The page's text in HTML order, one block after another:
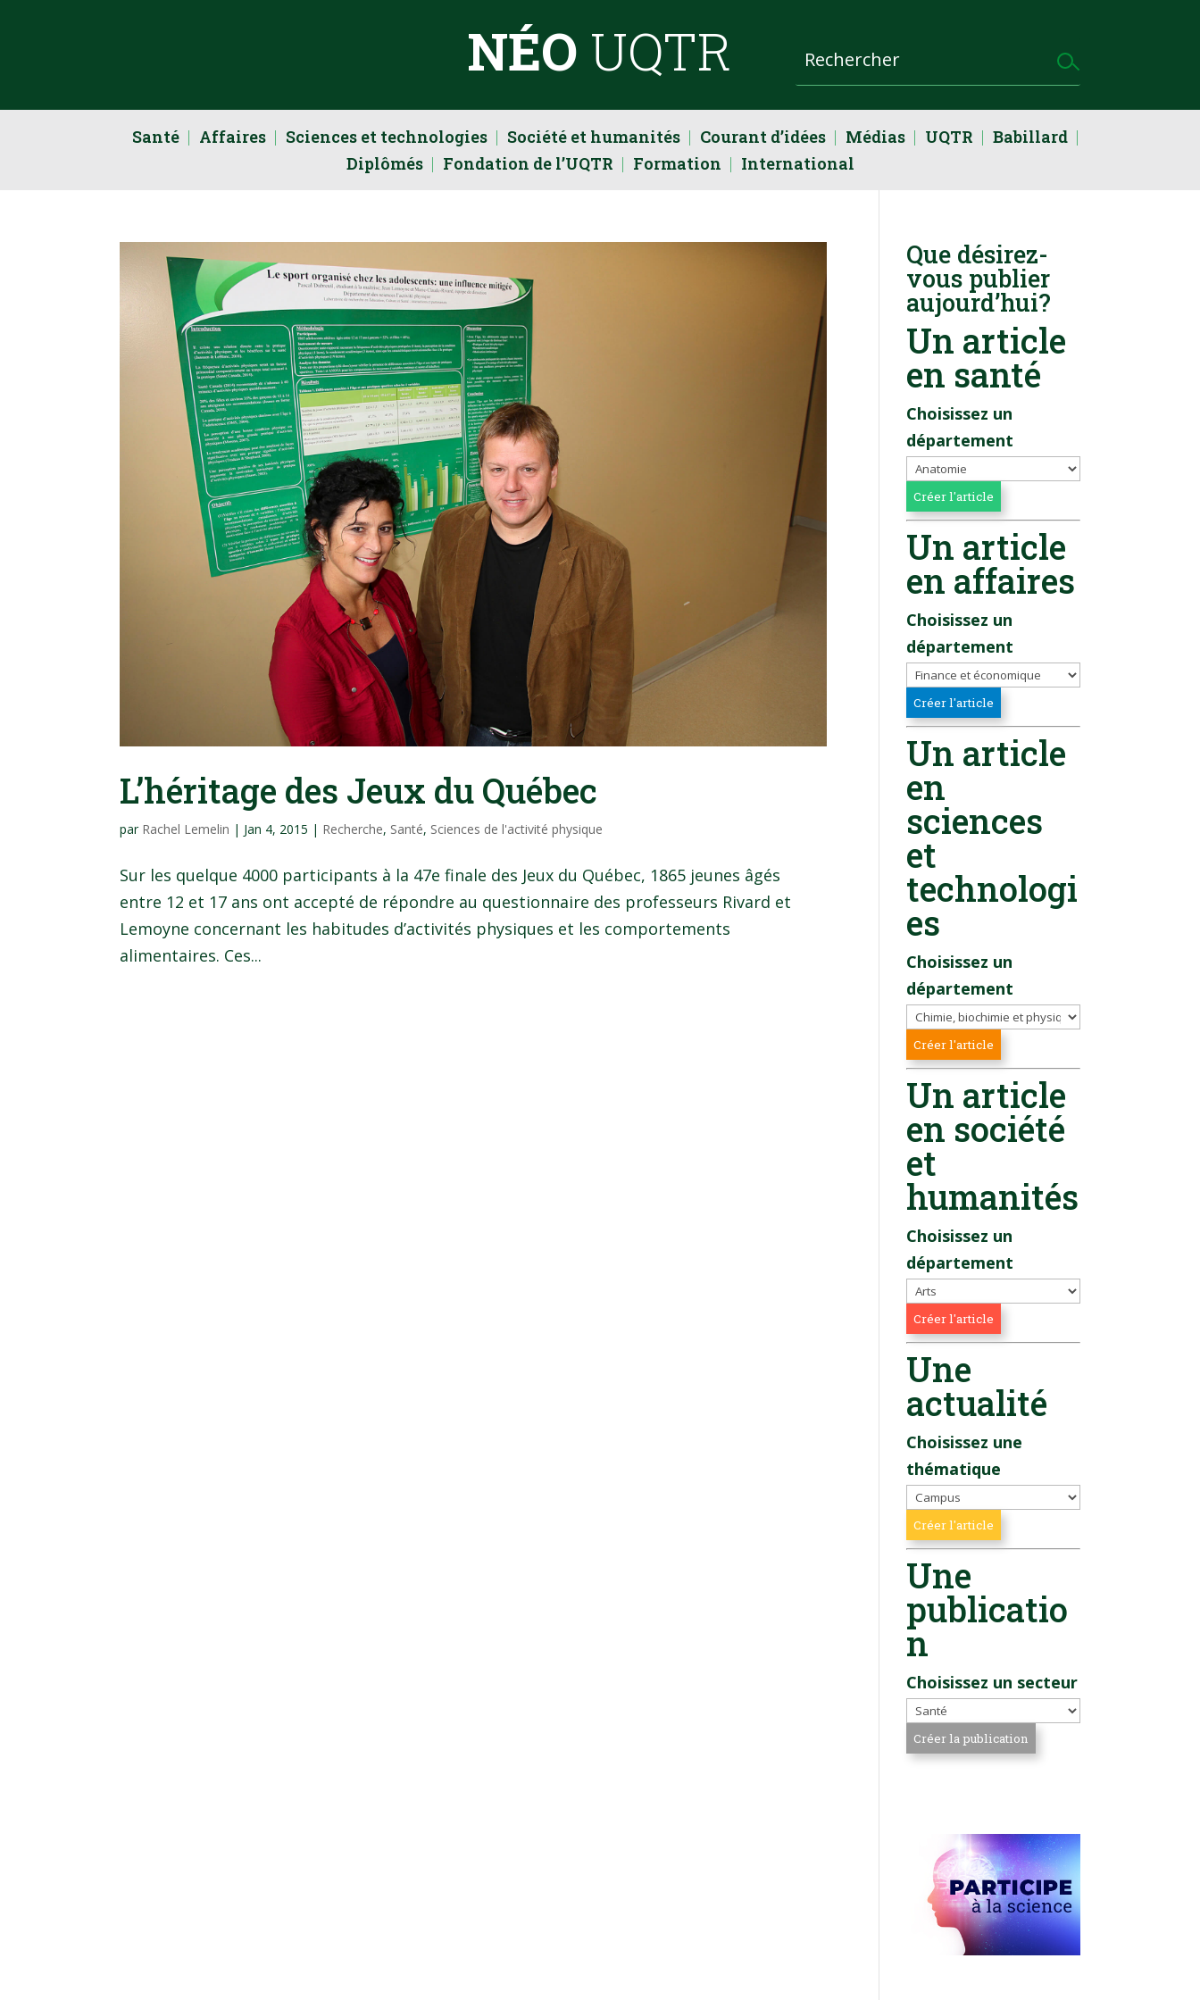
NÉO UQTR
Santé Affaires Sciences et technologies Société et humanités Courant d’idées Médias UQTR
Babillard
Diplômés
Fondation de l’UQTR Formation International
L’héritage des Jeux du Québec
par Rachel Lemelin | Jan 4, 2015 | Recherche, Santé, Sciences de l'activité physique
Sur les quelque 4000 participants à la 47e finale des Jeux du Québec, 1865 jeunes âgés
entre 12 et 17 ans ont accepté de répondre au questionnaire des professeurs Rivard et
Lemoyne concernant les habitudes d’activités physiques et les comportements
alimentaires. Ces...
Que désirez-
vous publier
aujourd’hui?
Un article
en santé
Choisissez un
département
Un article
en affaires
Choisissez un
département
Un article
en
sciences
et
technologi
es
Choisissez un
département
Un article
en société
et
humanités
Choisissez un
département
Une
actualité
Choisissez une
thématique
Une
publicatio
n
Choisissez un secteur